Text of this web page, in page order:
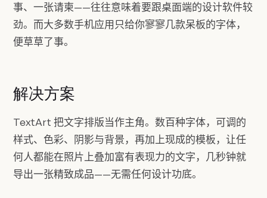
事、一张请柬——往往意味着要跟桌面端的设计软件较
劲。而大多数手机应用只给你寥寥几款呆板的字体，
便草草了事。
解决方案
TextArt 把文字排版当作主角。数百种字体，可调的
样式、色彩、阴影与背景，再加上现成的模板，让任
何人都能在照片上叠加富有表现力的文字，几秒钟就
导出一张精致成品——无需任何设计功底。